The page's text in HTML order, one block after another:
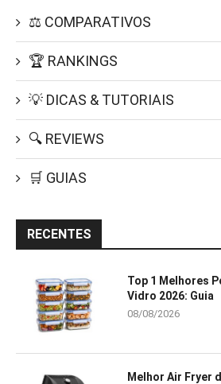
⚖️ COMPARATIVOS
🏆 RANKINGS
💡 DICAS & TUTORIAIS
🔍 REVIEWS
🛒 GUIAS
RECENTES
Top 1 Melhores
Vidro 2026: Guia
08/08/2026
Melhor Air Fryer